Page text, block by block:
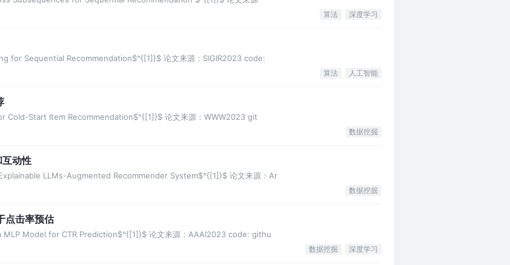
算法 深度学习
for Sequential Recommendation$^{[1]}$ 论文来源：SIGIR2023 code:
算法 人工智能
Cold-Start Item Recommendation$^{[1]}$ 论文来源：WWW2023 git
数据挖掘
动性
LLMs-Augmented Recommender System$^{[1]}$ 论文来源：Ar
数据挖掘
点击率预估
Model for CTR Prediction$^{[1]}$ 论文来源：AAAI2023 code: githu
数据挖掘 深度学习